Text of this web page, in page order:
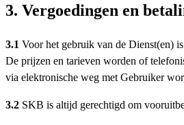
3. Vergoedingen en
3.1 Voor het gebruik van de Dienst(en)
De prijzen en tarieven worden of
via elektronische weg met Gebruiker
3.2 SKB is altijd gerechtigd om